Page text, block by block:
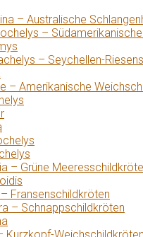
– Australische
–
– Seychellen-
– Amerikanische
– Grüne
Fransenschildkröten
– Schnappschildkröten